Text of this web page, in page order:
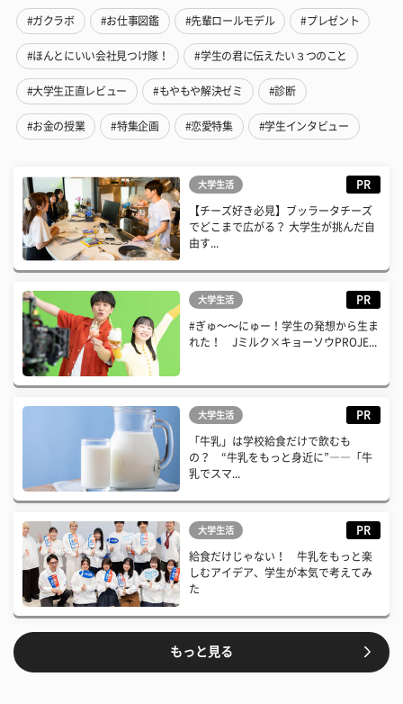
#ガクラボ #お仕事図鑑 #先輩ロールモデル #プレゼント
#ほんとにいい会社見つけ隊！ #学生の君に伝えたい３つのこと
#大学生正直レビュー #もやもや解決ゼミ #診断
#お金の授業 #特集企画 #恋愛特集 #学生インタビュー
大学生活 PR
【チーズ好き必見】ブッラータチーズ
でどこまで広がる？ 大学生が挑んだ自
由す...
大学生活 PR
#ぎゅ〜〜にゅー！学生の発想から生ま
れた！ Jミルク×キョーソウPROJE...
大学生活 PR
「牛乳」は学校給食だけで飲むも
の？ “牛乳をもっと身近に”――「牛
乳でスマ...
大学生活 PR
給食だけじゃない！ 牛乳をもっと楽
しむアイデア、学生が本気で考えてみ
た
もっと見る